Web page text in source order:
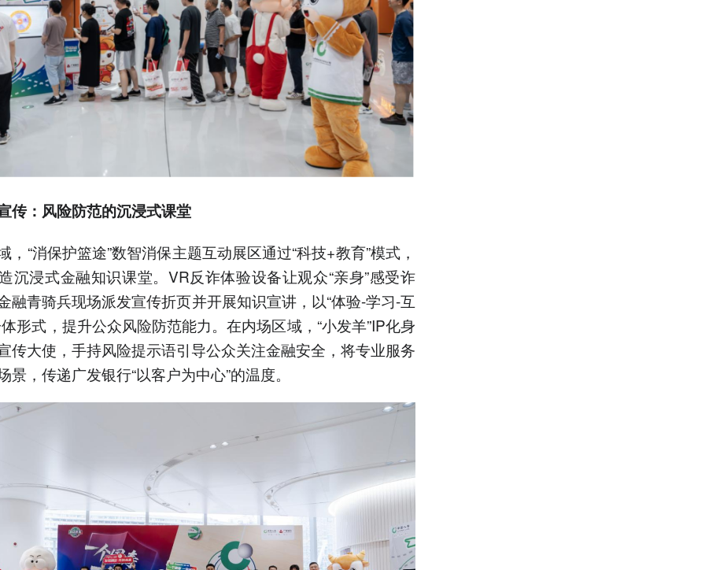
传：风险防范的沉浸式课堂
，“消保护篮途”数智消保主题互动展区通过“科技+教育”模式，
沉浸式金融知识课堂。VR反诈体验设备让观众“亲身”感受诈
融青骑兵现场派发宣传折页并开展知识宣讲，以“体验-学习-互
形式，提升公众风险防范能力。在内场区域，“小发羊”IP化身
传大使，手持风险提示语引导公众关注金融安全，将专业服务
景，传递广发银行“以客户为中心”的温度。